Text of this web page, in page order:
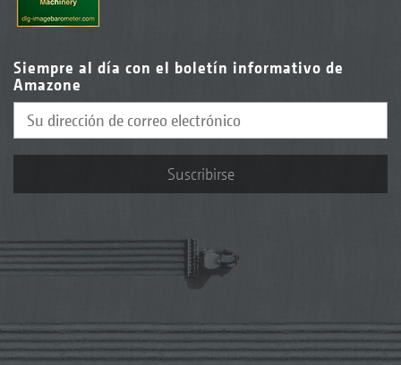
Siempre al día con el boletín informativo de
Amazone
Suscribirse